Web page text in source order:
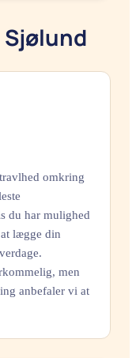
omkring
du har mulighed
lægge din
men
anbefaler vi at